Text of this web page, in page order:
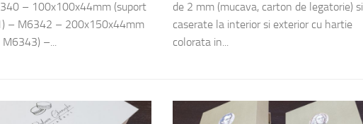
– 100x100x44mm (suport
– M6342 – 200x150x44mm
–...
de 2 mm (mucava, carton de legatorie) si
caserate la interior si exterior cu hartie
colorata in...